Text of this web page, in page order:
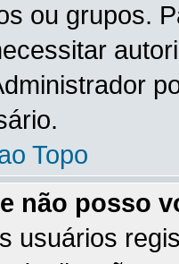
ou grupos.
Topo
não posso
usuários